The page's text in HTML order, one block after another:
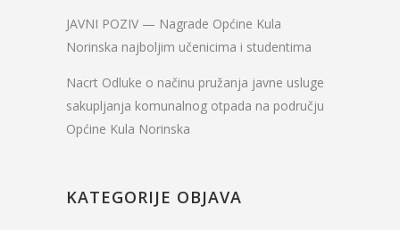
JAVNI POZIV — Nagrade Općine Kula
Norinska najboljim učenicima i studentima
Nacrt Odluke o načinu pružanja javne usluge
sakupljanja komunalnog otpada na području
Općine Kula Norinska
KATEGORIJE OBJAVA